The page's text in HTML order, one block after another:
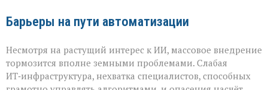
Барьеры на пути автоматизации
Несмотря на растущий интерес к ИИ, массовое внедрение
тормозится вполне земными проблемами. Слабая
ИТ‑инфраструктура, нехватка специалистов, способных